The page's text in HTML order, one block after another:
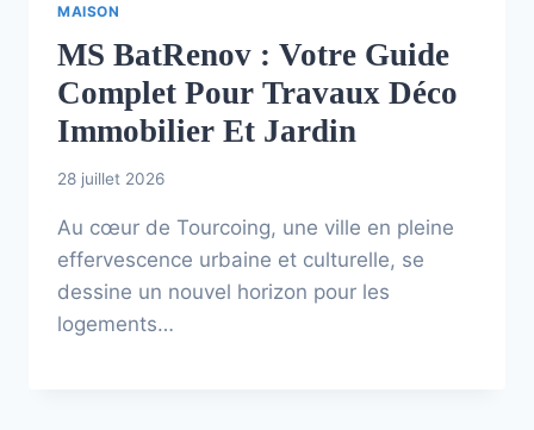
MAISON
MS BatRenov : Votre Guide
Complet Pour Travaux Déco
Immobilier Et Jardin
28 juillet 2026
Au cœur de Tourcoing, une ville en pleine
effervescence urbaine et culturelle, se
dessine un nouvel horizon pour les
logements…